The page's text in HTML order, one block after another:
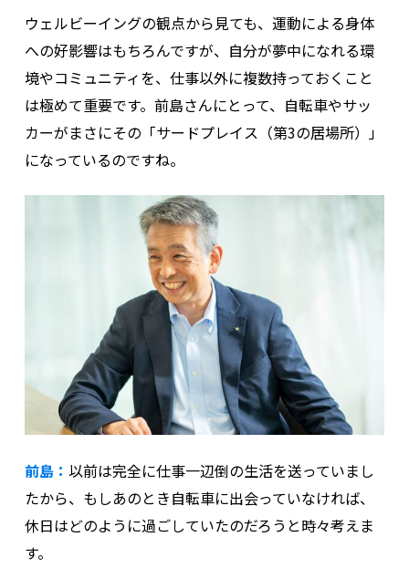
ウェルビーイングの観点から見ても、運動による身体
への好影響はもちろんですが、自分が夢中になれる環
境やコミュニティを、仕事以外に複数持っておくこと
は極めて重要です。前島さんにとって、自転車やサッ
カーがまさにその「サードプレイス（第3の居場所）」
になっているのですね。
前島： 以前は完全に仕事一辺倒の生活を送っていまし
たから、もしあのとき自転車に出会っていなければ、
休日はどのように過ごしていたのだろうと時々考えま
す。